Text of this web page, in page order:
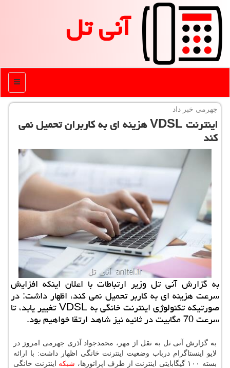
آنی تل
منو
جهرمی خبر داد
اینترنت VDSL هزینه ای به كاربران تحمیل نمی
كند
به گزارش آنی تل وزیر ارتباطات با اعلان اینكه افزایش
سرعت هزینه ای به كاربر تحمیل نمی كند، اظهار داشت: در
صورتیكه تكنولوژی اینترنت خانگی به VDSL تغییر یابد، تا
سرعت 70 مگابیت در ثانیه نیز شاهد ارتقا خواهیم بود.
به گزارش آنی تل به نقل از مهر، محمدجواد آذری جهرمی امروز در
لایو اینستاگرام درباب وضعیت اینترنت خانگی اظهار داشت: با ارائه
بسته ۱۰۰ گیگابایتی اینترنت از طرف اپراتورها،
شبكه اینترنت خانگی